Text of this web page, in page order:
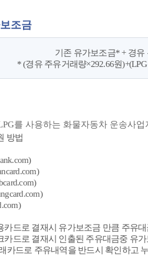
조금
기존 유가보조금* + 경
* (경유 주유거래량×292.66원
를 사용하는 화물자동차 운송사업
방법
)
)
)
)
)
카드로 결재시 유가보조금 만큼 주유
카드로 결재시 인출된 주유대금중 유
카드로 주유내역을 반드시 확인하고